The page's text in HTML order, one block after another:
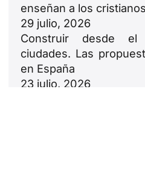
enseñan a los cristianos
29 julio, 2026
Construir desde
ciudades. Las
en España
23 julio, 2026